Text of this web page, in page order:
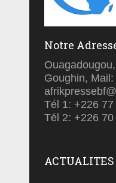
Notre
Goughin, Mail:
Tél 1: +226
Tél 2: +226
ACTUALITES